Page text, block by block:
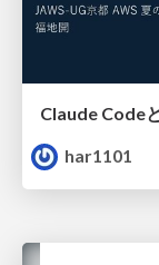
har1101